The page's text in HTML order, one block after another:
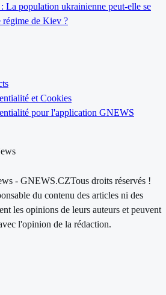
La population ukrainienne peut-elle se
de Kiev ?
et Cookies
pour l'application GNEWS
- GNEWS.CZTous droits réservés !
du contenu des articles ni des
les opinions de leurs auteurs et peuvent
l'opinion de la rédaction.